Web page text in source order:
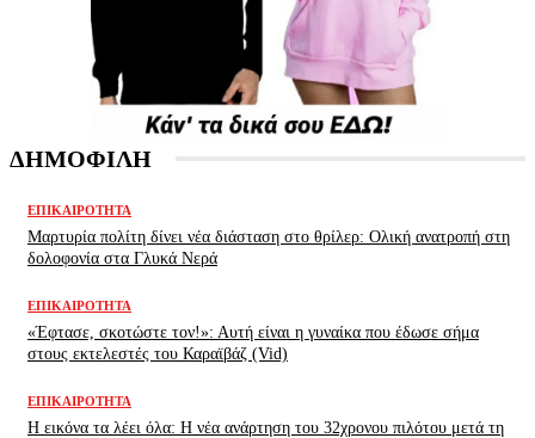
ΔΗΜΟΦΙΛΗ
ΕΠΙΚΑΙΡΌΤΗΤΑ
Μαρτυρία πολίτη δίνει νέα διάσταση στο θρίλερ: Ολική ανατροπή στη
δολοφονία στα Γλυκά Νερά
ΕΠΙΚΑΙΡΌΤΗΤΑ
«Έφτασε, σκοτώστε τον!»: Αυτή είναι η γυναίκα που έδωσε σήμα
στους εκτελεστές του Καραϊβάζ (Vid)
ΕΠΙΚΑΙΡΌΤΗΤΑ
H εικόνα τα λέει όλα: H νέα ανάρτηση του 32χρονου πιλότου μετά τη